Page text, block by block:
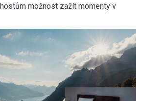
možnost zažít momenty v